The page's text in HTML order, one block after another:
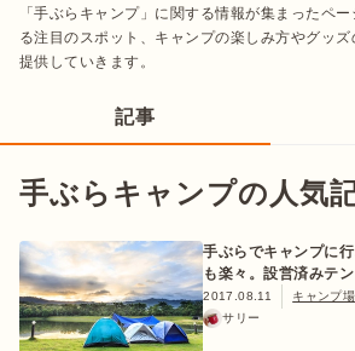
「手ぶらキャンプ」に関する情報が集まったペ
る注目のスポット、キャンプの楽しみ方やグッ
提供していきます。
記事
手ぶらキャンプの人気
手ぶらでキャンプに
も楽々。設営済みテ
2017.08.11
キャンプ場
サリー
公式App Twitter Instagram
公式オンラインストア